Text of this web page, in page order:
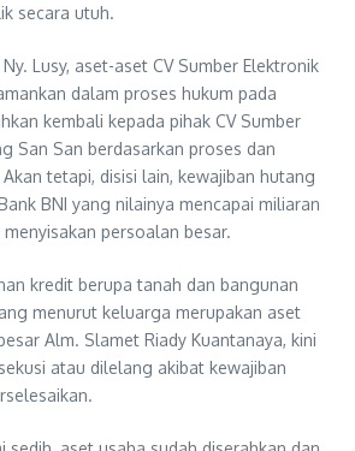
secara utuh.
Lusy, aset-aset CV Sumber Elektronik
dalam proses hukum pada
kembali kepada pihak CV Sumber
San San berdasarkan proses dan
tetapi, disisi lain, kewajiban hutang
BNI yang nilainya mencapai miliaran
persoalan besar.
kredit berupa tanah dan bangunan
menurut keluarga merupakan aset
Alm. Slamet Riady Kuantanaya, kini
atau dilelang akibat kewajiban